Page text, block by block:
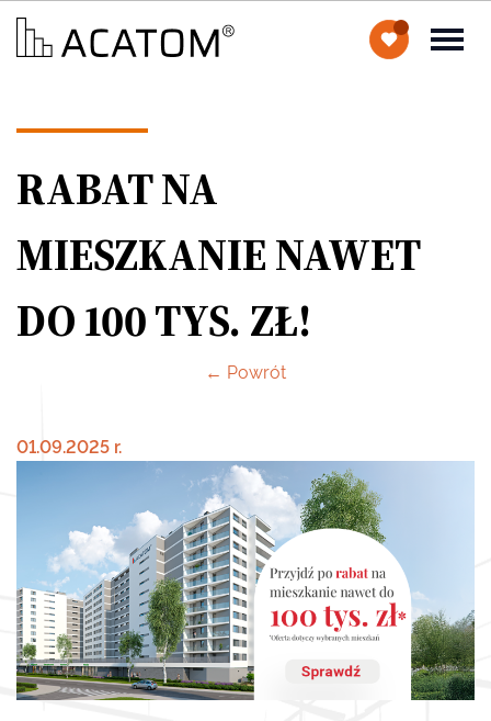
RABAT NA
MIESZKANIE NAWET
DO 100 TYS. ZŁ!
← Powrót
01.09.2025 r.